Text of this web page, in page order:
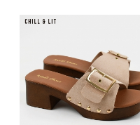
base